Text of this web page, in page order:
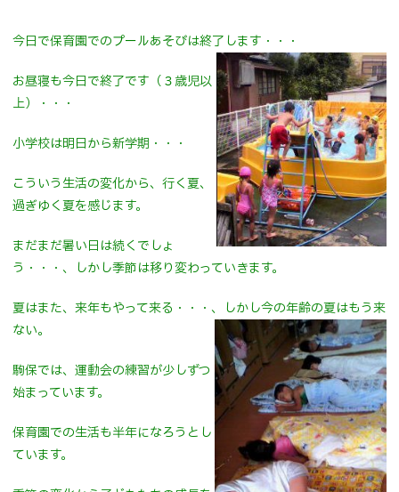
今日で保育園でのプールあそびは終了します・・・
お昼寝も今日で終了です（３歳児以
上）・・・
小学校は明日から新学期・・・
こういう生活の変化から、行く夏、
過ぎゆく夏を感じます。
まだまだ暑い日は続くでしょ
う・・・、しかし季節は移り変わっていきます。
夏はまた、来年もやって来る・・・、しかし今の年齢の夏はもう来
ない。
駒保では、運動会の練習が少しずつ
始まっています。
保育園での生活も半年になろうとし
ています。